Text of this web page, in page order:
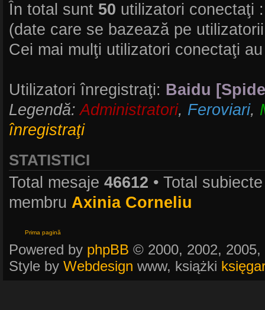
În total sunt 50 utilizatori conectaţi
(date care se bazează pe
Cei mai mulţi utilizatori conectaţi
Utilizatori înregistraţi: Baidu
Legendă:Administratori, Feroviari,
înregistraţi
STATISTICI
Total mesaje 46612 • Total
membru Axinia Corneliu
Prima pagină
Powered by phpBB © 2000, 2002,
Style by Webdesign www, książki